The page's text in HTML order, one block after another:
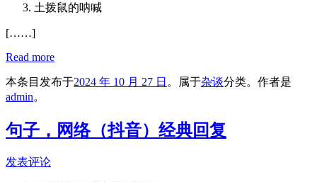
土拨鼠的呐喊
[……]
Read more
本条目发布于2024 年 10 月 27 日 。属于杂谈分类。 作者是
admin。
句子，网络（抖音）经典回复
发表评论